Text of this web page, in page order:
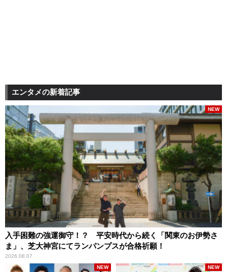
エンタメの新着記事
入手困難の強運御守！？ 平安時代から続く「関東のお伊勢さ
ま」、芝大神宮にてランパンプスが合格祈願！
2026.08.07
NEW
NEW NEW